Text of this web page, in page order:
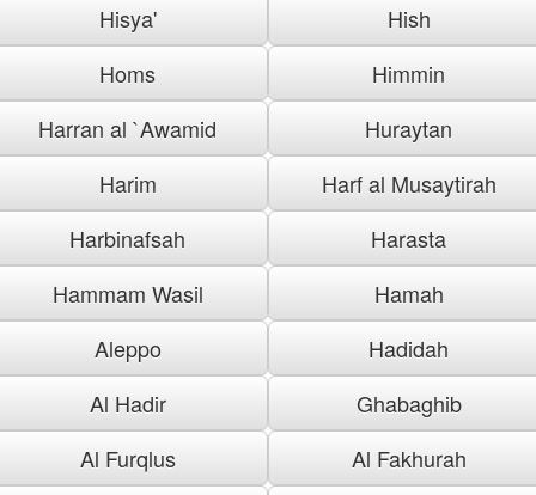
Hisya'
Hish
Homs
Himmin
Harran al `Awamid
Huraytan
Harim
Harf al Musaytirah
Harbinafsah
Harasta
Hammam Wasil
Hamah
Aleppo
Hadidah
Al Hadir
Ghabaghib
Al Furqlus
Al Fakhurah